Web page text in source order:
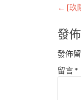
← [玖
發
發佈
留言*